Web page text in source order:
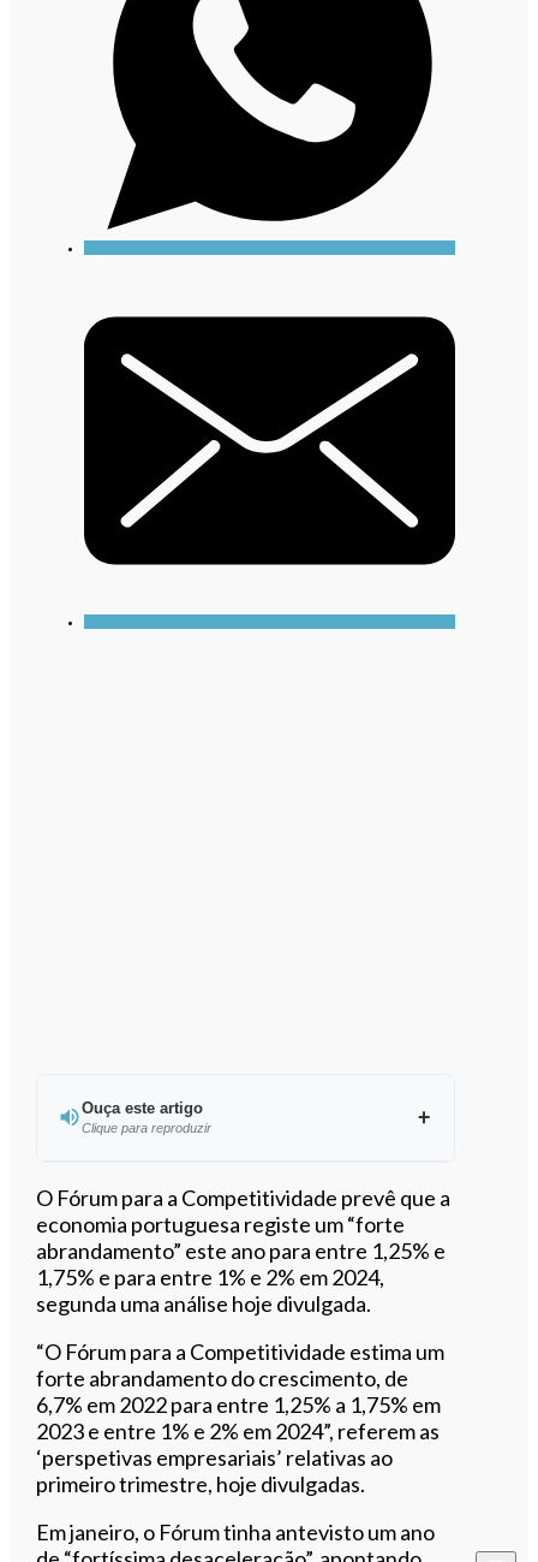
Ouça este artigo
Clique para reproduzir
Ouvir este artigo
O Fórum para a Competitividade prevê que a
economia portuguesa registe um “forte
abrandamento” este ano para entre 1,25% e
1,75% e para entre 1% e 2% em 2024,
segunda uma análise hoje divulgada.
“O Fórum para a Competitividade estima um
forte abrandamento do crescimento, de
6,7% em 2022 para entre 1,25% a 1,75% em
2023 e entre 1% e 2% em 2024”, referem as
‘perspetivas empresariais’ relativas ao
primeiro trimestre, hoje divulgadas.
Em janeiro, o Fórum tinha antevisto um ano